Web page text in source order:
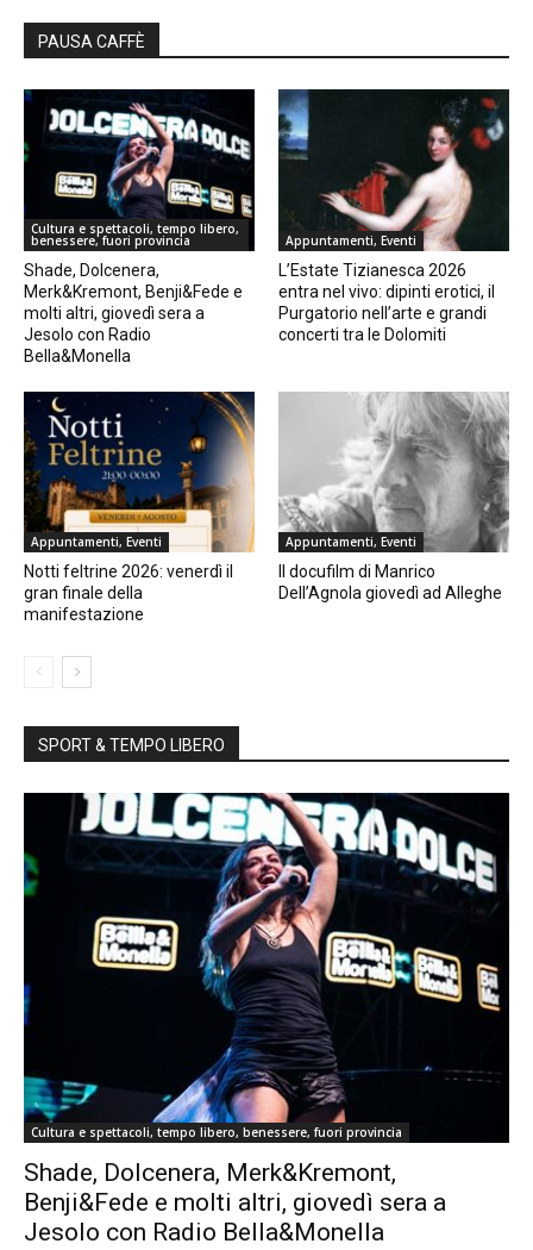
PAUSA CAFFÈ
Cultura e spettacoli, tempo libero,
benessere, fuori provincia
Shade, Dolcenera,
Merk&Kremont, Benji&Fede e
molti altri, giovedì sera a
Jesolo con Radio
Bella&Monella
Appuntamenti, Eventi
L’Estate Tizianesca 2026
entra nel vivo: dipinti erotici, il
Purgatorio nell’arte e grandi
concerti tra le Dolomiti
Appuntamenti, Eventi
Notti feltrine 2026: venerdì il
gran finale della
manifestazione
Appuntamenti, Eventi
Il docufilm di Manrico
Dell’Agnola giovedì ad Alleghe
SPORT & TEMPO LIBERO
Cultura e spettacoli, tempo libero, benessere, fuori provincia
Shade, Dolcenera, Merk&Kremont,
Benji&Fede e molti altri, giovedì sera a
Jesolo con Radio Bella&Monella